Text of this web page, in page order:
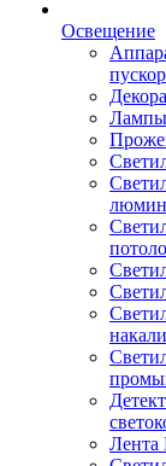
Освещение
Лампы
Лента